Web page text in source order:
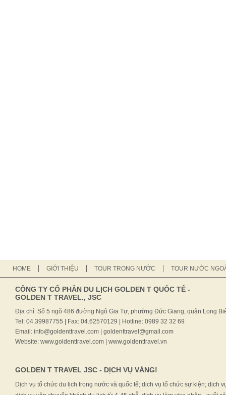
HOME GIỚI THIỆU TOUR TRONG NƯỚC TOUR NƯỚC
CÔNG TY CỔ PHẦN DU LỊCH GOLDEN T QUỐC TẾ -
GOLDEN T TRAVEL., JSC
Địa chỉ: Số 5 ngõ 486 đường Ngô Gia Tự, phường Đức Giang, quận Long
Tel: 04.39987755 | Fax: 04.62570129 | Hotline: 0989 32 32 69
Email: info@goldenttravel.com | goldenttravel@gmail.com
Website: www.goldenttravel.com | www.goldenttravel.vn
GOLDEN T TRAVEL JSC - DỊCH VỤ VÀNG!
Dịch vụ tổ chức du lịch trong nước và quốc tế; dịch vụ tổ chức sự kiện; dịch